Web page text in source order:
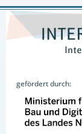
gefördert durch: